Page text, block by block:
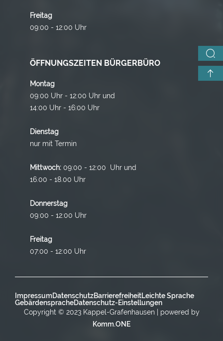
Freitag
09:00 - 12:00 Uhr
ÖFFNUNGSZEITEN BÜRGERBÜRO
Montag
09:00 Uhr - 12:00 Uhr und
14:00 Uhr - 16:00 Uhr
Dienstag
nur mit Termin
Mittwoch: 09:00 - 12:00 Uhr und
16.00 - 18.00 Uhr
Donnerstag
09:00 - 12:00 Uhr
Freitag
07:00 - 12:00 Uhr
ImpressumDatenschutzBarrierefreiheitLeichte Sprache
GebärdenspracheDatenschutz-Einstellungen
Copyright © 2023 Kappel-Grafenhausen | powered by
Komm.ONE